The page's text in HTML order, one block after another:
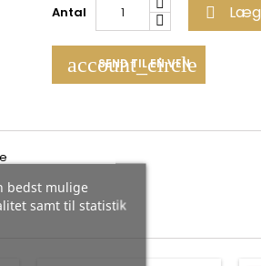
Antal 
account_circle
SEND TIL EN VEN
bedst mulige
samt til statistik